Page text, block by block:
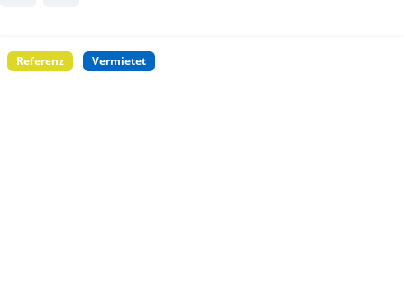
Referenz Vermietet